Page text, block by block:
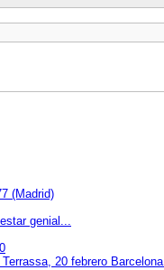
(Madrid)
genial...
20 febrero Barcelona.